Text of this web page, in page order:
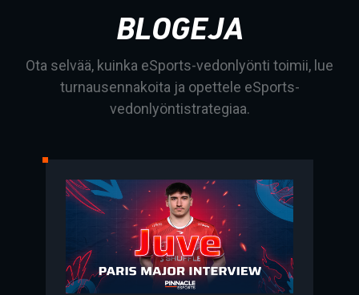
BLOGEJA
Ota selvää, kuinka eSports-vedonlyönti toimii, lue
turnausennakoita ja opettele eSports-
vedonlyöntistrategiaa.